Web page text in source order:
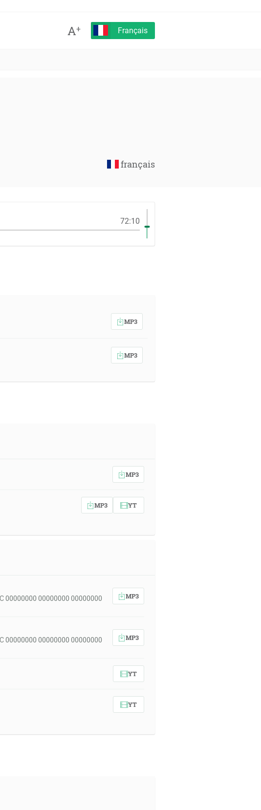
A+ Français
français
72:10
MP3
MP3
MP3
MP3 YT
00000000 00000000 00000000
MP3
00000000 00000000 00000000
MP3
YT
YT